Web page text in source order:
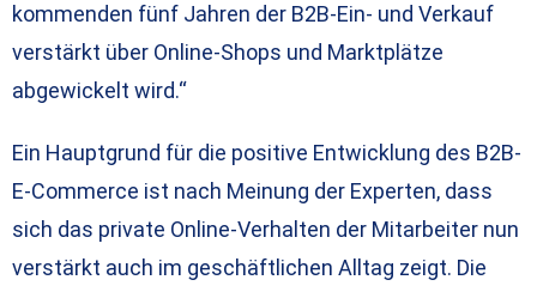
kommenden fünf Jahren der B2B-Ein- und Verkauf
verstärkt über Online-Shops und Marktplätze
abgewickelt wird.“
Ein Hauptgrund für die positive Entwicklung des B2B-
E-Commerce ist nach Meinung der Experten, dass
sich das private Online-Verhalten der Mitarbeiter nun
verstärkt auch im geschäftlichen Alltag zeigt. Die